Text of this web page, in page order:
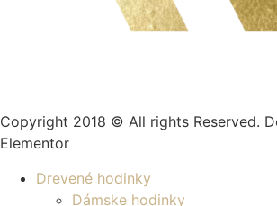
Copyright 2018 © All rights Reserved.
Elementor
Drevené hodinky
Dámske hodinky